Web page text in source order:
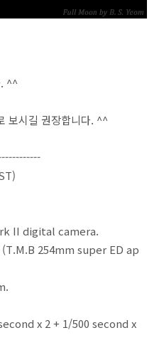
^^
보시길 권장합니다. ^^
II digital camera.
254mm super ED ap
x 2 + 1/500 second x